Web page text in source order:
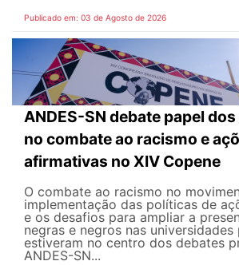
Publicado em: 03 de Agosto de 2026
ANDES-SN debate papel
no combate ao racismo e
afirmativas no XIV Copene
O combate ao racismo no
implementação das políticas de
e os desafios para ampliar a
negras e negros nas universidades
estiveram no centro dos debates
ANDES-SN...